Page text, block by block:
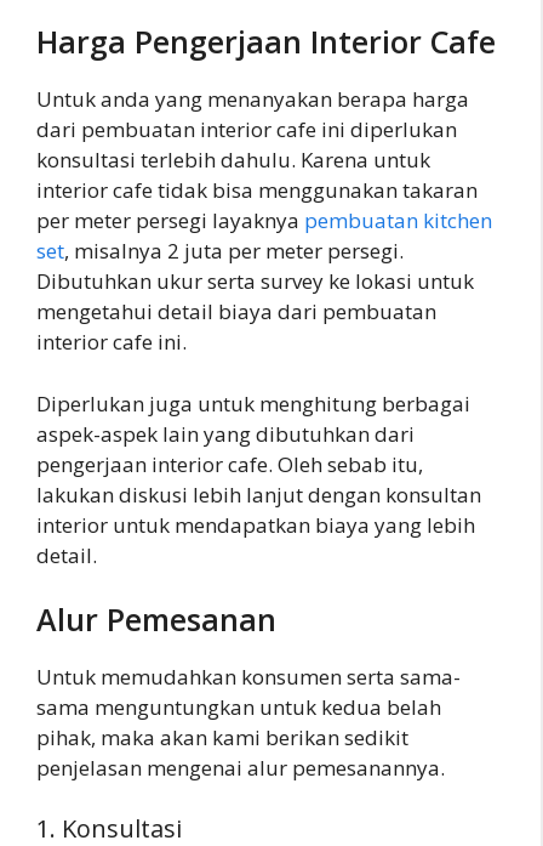
Harga Pengerjaan Interior Cafe
Untuk anda yang menanyakan berapa harga
dari pembuatan interior cafe ini diperlukan
konsultasi terlebih dahulu. Karena untuk
interior cafe tidak bisa menggunakan takaran
per meter persegi layaknya pembuatan kitchen
set, misalnya 2 juta per meter persegi.
Dibutuhkan ukur serta survey ke lokasi untuk
mengetahui detail biaya dari pembuatan
interior cafe ini.
Diperlukan juga untuk menghitung berbagai
aspek-aspek lain yang dibutuhkan dari
pengerjaan interior cafe. Oleh sebab itu,
lakukan diskusi lebih lanjut dengan konsultan
interior untuk mendapatkan biaya yang lebih
detail.
Alur Pemesanan
Untuk memudahkan konsumen serta sama-
sama menguntungkan untuk kedua belah
pihak, maka akan kami berikan sedikit
penjelasan mengenai alur pemesanannya.
1. Konsultasi